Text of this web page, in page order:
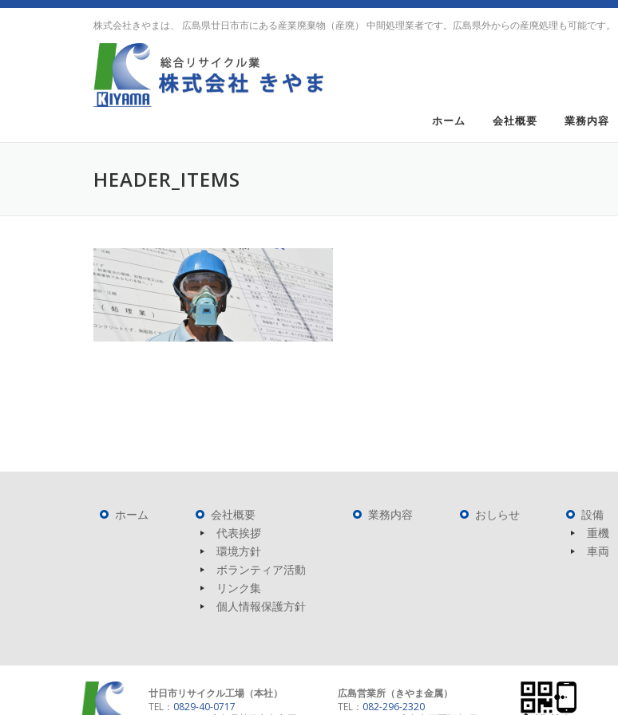
株式会社きやまは、 広島県廿日市市にある産業廃棄物（産廃） 中間処理業者です。広島県外からの産廃処理も可能です。
ホーム 会社概要 業務内容
HEADER_ITEMS
ホーム
会社概要
代表挨拶
環境方針
ボランティア活動
リンク集
個人情報保護方針
業務内容 おしらせ
設備
重機
車両
廿日市リサイクル工場（本社）
TEL： 0829-40-0717
広島営業所（きやま金属）
TEL： 082-296-2320